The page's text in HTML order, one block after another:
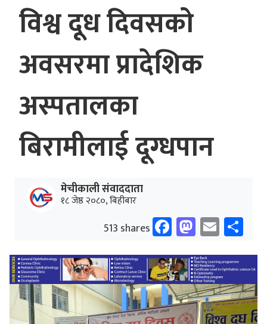
विश्व दूध दिवसको
अवसरमा प्रादेशिक
अस्पतालका
बिरामीलाई दूग्धपान
मेचीकाली संवाददाता
१८ जेष्ठ २०८०, बिहीबार
513 shares Facebook
Email